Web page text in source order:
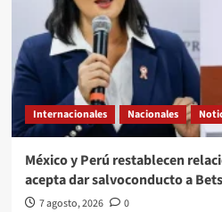
Internacionales Nacionales
México y Perú restablecen
acepta dar salvoconducto a
7 agosto, 2026 0